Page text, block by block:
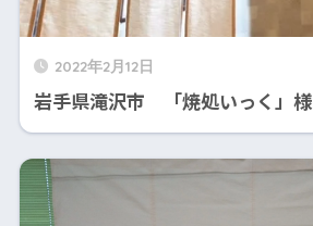
2022年2月12日
岩手県滝沢市 「焼処いっく」様